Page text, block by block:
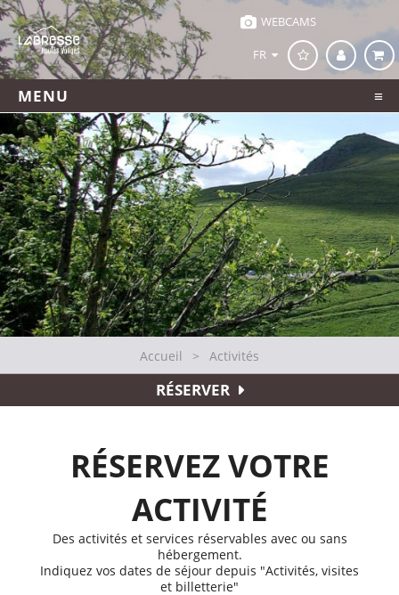
WEBCAMS
FR
MENU
Accueil > Activités
RÉSERVER
RÉSERVEZ VOTRE
ACTIVITÉ
Des activités et services réservables avec ou sans
hébergement.
Indiquez vos dates de séjour depuis "Activités, visites
et billetterie"